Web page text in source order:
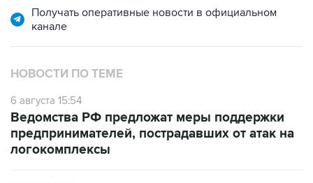
Получать оперативные новости в официальном
канале
НОВОСТИ ПО ТЕМЕ
6 августа 15:54
Ведомства РФ предложат меры поддержки
предпринимателей, пострадавших от атак на
логокомплексы